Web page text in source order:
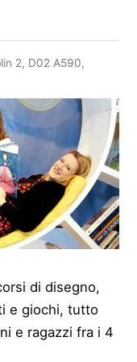
2, D02 A590,
di disegno,
e giochi, tutto
e ragazzi fra i 4